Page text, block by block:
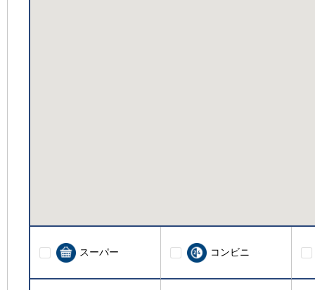
スーパー コンビニ